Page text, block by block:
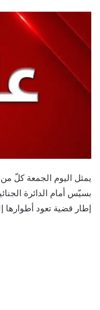
يمثل اليوم الجمعة كلّ
بسيّس أمام الدائرة
إطار قضية تعود أطوارها إلى تاريخ 22